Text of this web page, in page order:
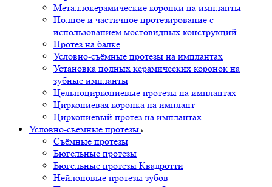
Металлокерамические коронки на импланты
Полное и частичное протезирование с
использованием мостовидных конструкций
Протез на балке
Условно-съёмные протезы на имплантах
Установка полных керамических коронок на
зубные импланты
Цельноциркониевые протезы на имплантах
Циркониевая коронка на имплант
Циркониевый протез на имплантах
Условно-съемные протезы
Съёмные протезы
Бюгельные протезы
Бюгельные протезы Квадротти
Нейлоновые протезы зубов